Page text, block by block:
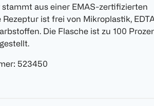
aus einer EMAS-zertifizierten
ist frei von Mikroplastik,
Die Flasche ist zu 100
: 523450